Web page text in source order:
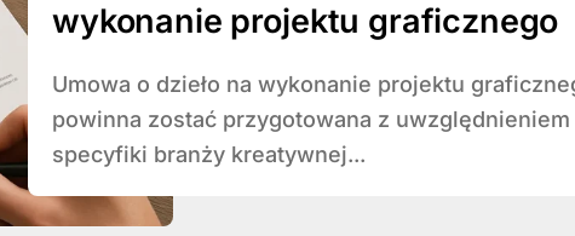
wykonanie projektu graficznego
Umowa o dzieło na wykonanie projektu graficznego
powinna zostać przygotowana z uwzględnieniem
specyfiki branży kreatywnej...